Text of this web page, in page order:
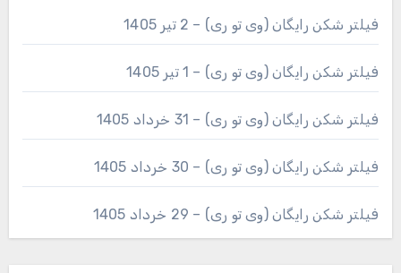
فیلتر شکن رایگان (وی تو ری) – 2 تیر 1405
فیلتر شکن رایگان (وی تو ری) – 1 تیر 1405
فیلتر شکن رایگان (وی تو ری) – 31 خرداد 1405
فیلتر شکن رایگان (وی تو ری) – 30 خرداد 1405
فیلتر شکن رایگان (وی تو ری) – 29 خرداد 1405